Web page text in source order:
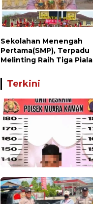
Sekolahan Menengah
Pertama(SMP), Terpadu
Melinting Raih Tiga Piala
Championship, Lampung
Timur
Terkini